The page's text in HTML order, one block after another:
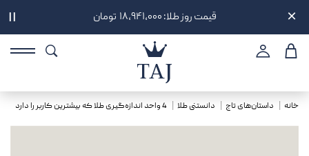
قیمت روز طلا: ۱۸,۹۴۱,۰۰۰ تومان
خانه داستان‌های تاج دانستنی طلا